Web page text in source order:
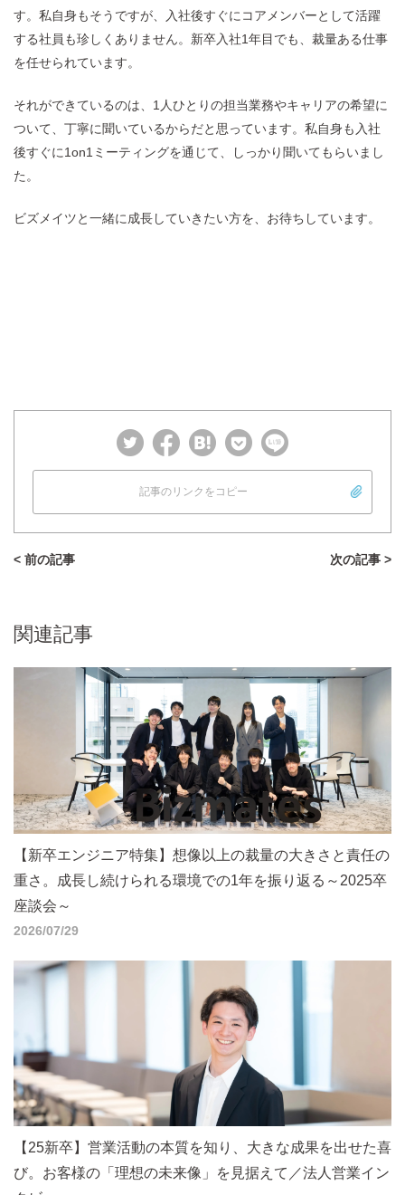
す。私自身もそうですが、入社後すぐにコアメンバーとして活躍
する社員も珍しくありません。新卒入社1年目でも、裁量ある仕事
を任せられています。
それができているのは、1人ひとりの担当業務やキャリアの希望に
ついて、丁寧に聞いているからだと思っています。私自身も入社
後すぐに1on1ミーティングを通じて、しっかり聞いてもらいまし
た。
ビズメイツと一緒に成長していきたい方を、お待ちしています。
記事のリンクをコピー
< 前の記事 次の記事 >
関連記事
【新卒エンジニア特集】想像以上の裁量の大きさと責任の
重さ。成長し続けられる環境での1年を振り返る～2025卒
座談会～
2026/07/29
【25新卒】営業活動の本質を知り、大きな成果を出せた喜
び。お客様の「理想の未来像」を見据えて／法人営業イン